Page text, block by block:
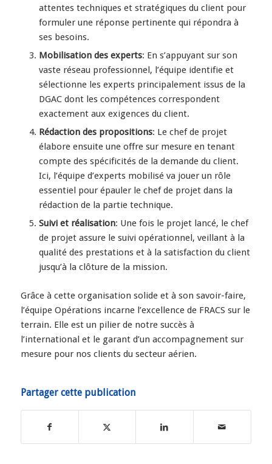
attentes techniques et stratégiques du client pour
formuler une réponse pertinente qui répondra à
ses besoins.
Mobilisation des experts: En s’appuyant sur son
vaste réseau professionnel, l’équipe identifie et
sélectionne les experts principalement issus de la
DGAC dont les compétences correspondent
exactement aux exigences du client.
Rédaction des propositions: Le chef de projet
élabore ensuite une offre sur mesure en tenant
compte des spécificités de la demande du client.
Ici, l’équipe d’experts mobilisé va jouer un rôle
essentiel pour épauler le chef de projet dans la
rédaction de la partie technique.
Suivi et réalisation: Une fois le projet lancé, le chef
de projet assure le suivi opérationnel, veillant à la
qualité des prestations et à la satisfaction du client
jusqu’à la clôture de la mission.
Grâce à cette organisation solide et à son savoir-faire,
l’équipe Opérations incarne l’excellence de FRACS sur le
terrain. Elle est un pilier de notre succès à
l’international et le garant d’un accompagnement sur
mesure pour nos clients du secteur aérien.
Partager cette publication